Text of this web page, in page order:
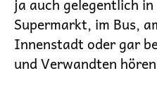
ja auch gelegentlich
Supermarkt, im Bus,
Innenstadt oder gar
und Verwandten